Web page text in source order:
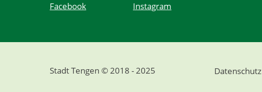
Facebook
Instagram
Stadt Tengen © 2018 - 2025 Datenschutz